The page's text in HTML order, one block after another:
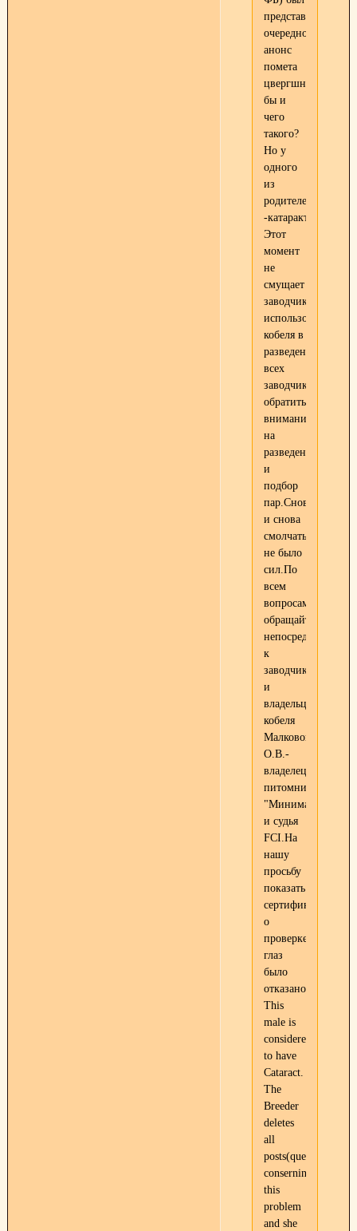
представлен
очередной
анонс
помета
бы и
чего
такого?
Но у
одного
из
-катаракта!
Этот
момент
не
смущает
заводчика
использовать
кобеля в
разведении.Прошу
всех
заводчиков
обратить
внимание
на
разведение
и
подбор
пар.Снова
и снова
смолчать
не было
сил.По
всем
вопросам
обращайтесь
непосредственно
к
заводчику
и
владельцу
кобеля
Малковой
О.В.-
владелец
питомника
"Минимакс"
и судья
FCI.На
нашу
просьбу
показать
сертификат
о
проверке
глаз
было
отказано.
This
male is
considered
to have
Cataract.
The
Breeder
deletes
all
posts(questions)
conserning
this
problem
and she